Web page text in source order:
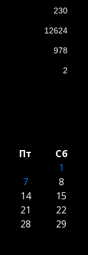
230
12624
978
2
Пт
Сб
1
7
8
14
15
21
22
28
29